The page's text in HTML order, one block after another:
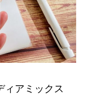
ィアミックス